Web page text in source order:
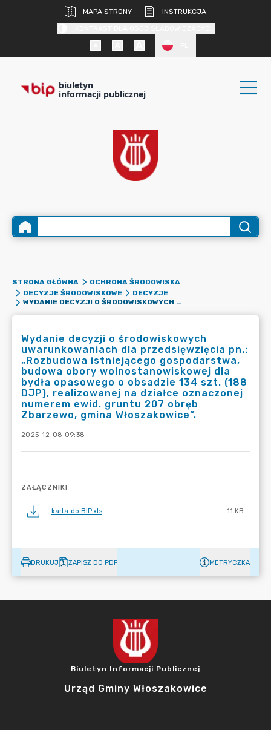
MAPA STRONY
INSTRUKCJA
biuletyn
informacji publicznej
STRONA GŁÓWNA
OCHRONA ŚRODOWISKA
DECYZJE ŚRODOWISKOWE
DECYZJE
WYDANIE DECYZJI O ŚRODOWISKOWYCH UWARUNKOWANIACH DLA PRZEDSIĘWZIĘCIA PN.: „ROZBUDOWA ISTNIEJĄCEGO GOSPODARSTWA, BUDOWA OBORY WOLNOSTANOWISKOWEJ DLA BYDŁA OPASOWEGO O OBSADZIE 134 SZT. (188 DJP), REALIZOWANEJ NA DZIAŁCE OZNACZONEJ NUMEREM EWID. GRUNTU 207 OBRĘB ZBARZEWO, GMINA WŁOSZAKOWICE”.
Wydanie decyzji o środowiskowych
uwarunkowaniach dla przedsięwzięcia pn.:
„Rozbudowa istniejącego gospodarstwa,
budowa obory wolnostanowiskowej dla
bydła opasowego o obsadzie 134 szt. (188
DJP), realizowanej na działce oznaczonej
numerem ewid. gruntu 207 obręb
Zbarzewo, gmina Włoszakowice”.
2025-12-08 09:38
ZAŁĄCZNIKI
karta do BIP.xls 11 KB
DRUKUJ ZAPISZ DO PDF METRYCZKA
Biuletyn Informacji Publicznej
Urząd Gminy Włoszakowice